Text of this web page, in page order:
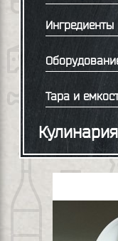
Ингредиенты
Тара и
Кулинария